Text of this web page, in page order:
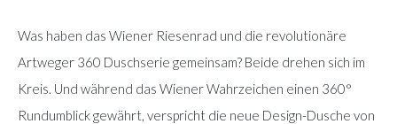
Was haben das Wiener Riesenrad und die revolutionäre
Artweger 360 Duschserie gemeinsam? Beide drehen sich im
Kreis. Und während das Wiener Wahrzeichen einen 360°
Rundumblick gewährt, verspricht die neue Design-Dusche von